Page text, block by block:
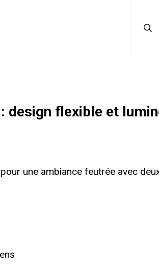
design flexible et
une ambiance feutrée avec